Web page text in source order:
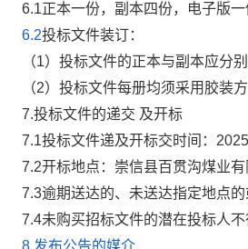
6.1正本一份，副本四份，电子版一
6.2投标文件装订：
（1） 投标文件的正本与副本应分别
（2）投标文件每册均须采用胶装方
7.投标文件的递交 及开标
7.1投标文件递及开标交时间： 2025
7.2开标地点：崇信县百贯沟煤业有
7.3逾期送达的、未送达指定地点
7.4未购买招标文件的潜在投标人不
8. 发布公告的媒介